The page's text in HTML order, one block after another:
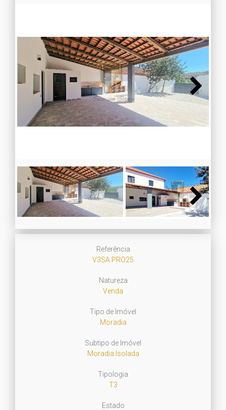
Next
Next
Referência
V3SA.PRO25
Natureza
Venda
Tipo de Imóvel
Moradia
Subtipo de Imóvel
Moradia Isolada
Tipologia
T3
Estado